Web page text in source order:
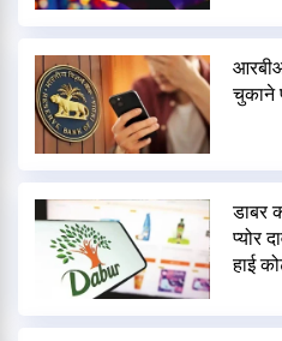
चुकाने
डाबर
प्योर
हाई